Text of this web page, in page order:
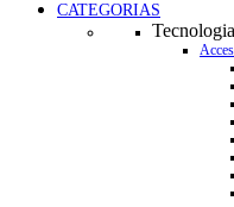
CATEGORIAS